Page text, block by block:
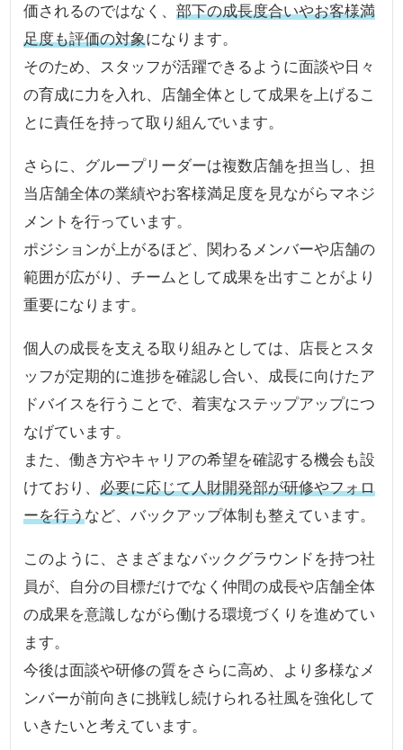
価されるのではなく、部下の成長度合いやお客様満
足度も評価の対象になります。
そのため、スタッフが活躍できるように面談や日々
の育成に力を入れ、店舗全体として成果を上げるこ
とに責任を持って取り組んでいます。
さらに、グループリーダーは複数店舗を担当し、担
当店舗全体の業績やお客様満足度を見ながらマネジ
メントを行っています。
ポジションが上がるほど、関わるメンバーや店舗の
範囲が広がり、チームとして成果を出すことがより
重要になります。
個人の成長を支える取り組みとしては、店長とスタ
ッフが定期的に進捗を確認し合い、成長に向けたア
ドバイスを行うことで、着実なステップアップにつ
なげています。
また、働き方やキャリアの希望を確認する機会も設
けており、必要に応じて人財開発部が研修やフォロ
ーを行うなど、バックアップ体制も整えています。
このように、さまざまなバックグラウンドを持つ社
員が、自分の目標だけでなく仲間の成長や店舗全体
の成果を意識しながら働ける環境づくりを進めてい
ます。
今後は面談や研修の質をさらに高め、より多様なメ
ンバーが前向きに挑戦し続けられる社風を強化して
いきたいと考えています。